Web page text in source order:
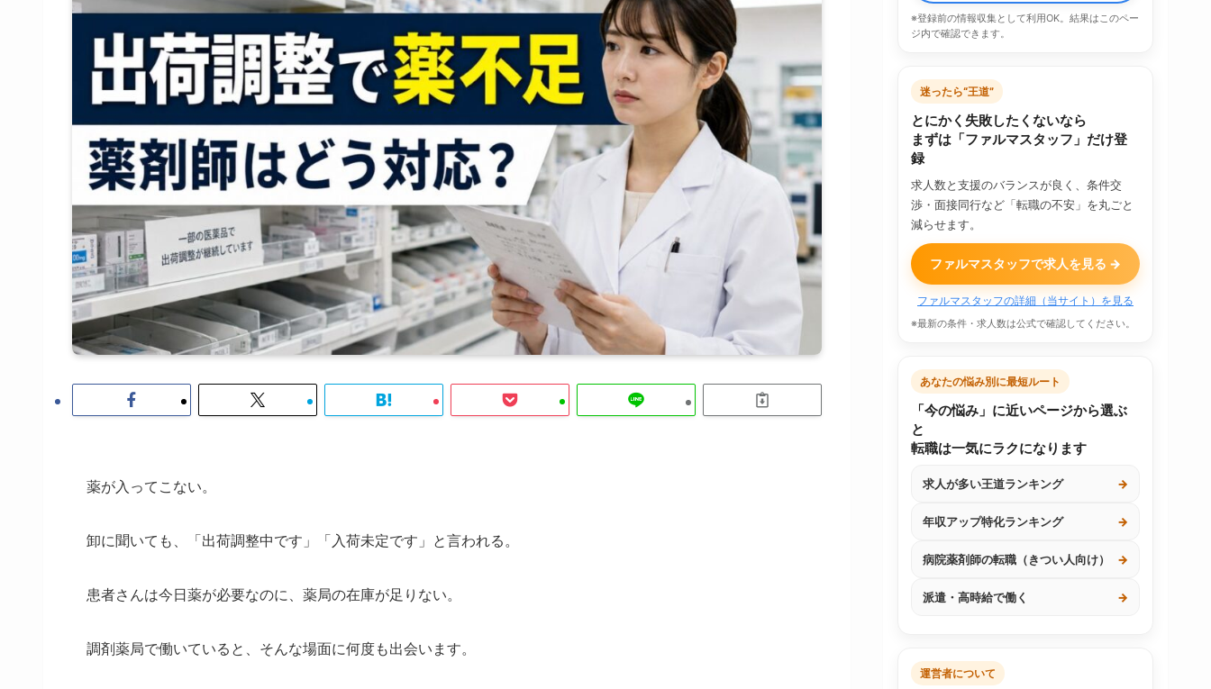
薬が入ってこない。
卸に聞いても、「出荷調整中です」「入荷未定です」と言われる。
患者さんは今日薬が必要なのに、薬局の在庫が足りない。
調剤薬局で働いていると、そんな場面に何度も出会います。
※登録前の情報収集として利用OK。結果はこのペー
ジ内で確認できます。
迷ったら“王道”
とにかく失敗したくないなら
まずは「ファルマスタッフ」だけ登
録
求人数と支援のバランスが良く、条件交
渉・面接同行など「転職の不安」を丸ごと
減らせます。
ファルマスタッフで求人を見る →
ファルマスタッフの詳細（当サイト）を見る
※最新の条件・求人数は公式で確認してください。
あなたの悩み別に最短ルート
「今の悩み」に近いページから選ぶ
と
転職は一気にラクになります
求人が多い王道ランキング →
年収アップ特化ランキング →
病院薬剤師の転職（きつい人向け） →
派遣・高時給で働く →
運営者について